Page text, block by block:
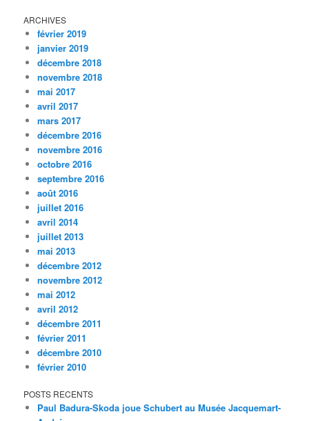
ARCHIVES
février 2019
janvier 2019
décembre 2018
novembre 2018
mai 2017
avril 2017
mars 2017
décembre 2016
novembre 2016
octobre 2016
septembre 2016
août 2016
juillet 2016
avril 2014
juillet 2013
mai 2013
décembre 2012
novembre 2012
mai 2012
avril 2012
décembre 2011
février 2011
décembre 2010
février 2010
POSTS RECENTS
Paul Badura-Skoda joue Schubert au Musée Jacquemart-